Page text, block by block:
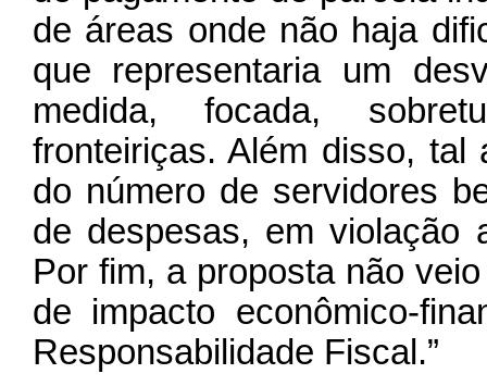
de áreas onde não haja
que representaria um
medida, focada,
fronteiriças. Além disso, tal
do número de servidores
de despesas, em violação
Por fim, a proposta não
de impacto econômico-
Responsabilidade Fiscal.”